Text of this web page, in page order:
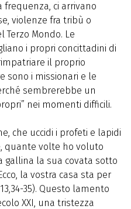
frequenza, ci arrivano
violenze fra tribù o
Terzo Mondo. Le
i propri concittadini di
il proprio
sono i missionari e le
sembrerebbe un
nei momenti difficili.
che uccidi i profeti e lapidi
quante volte ho voluto
gallina la sua covata sotto
la vostra casa sta per
35). Questo lamento
XXI, una tristezza